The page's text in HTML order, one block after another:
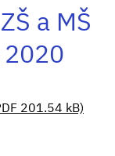
a MŠ
2020
201.54 kB)